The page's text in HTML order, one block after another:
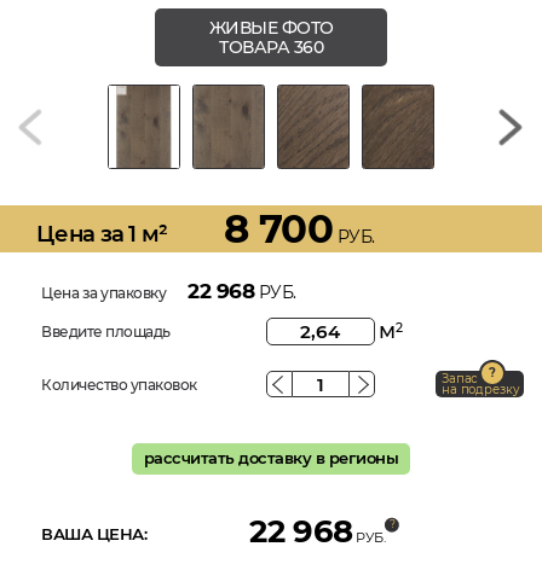
ЖИВЫЕ ФОТО
ТОВАРА 360
Цена за 1 м² 8 700 РУБ.
Цена за упаковку 22 968РУБ.
Введите площадь м2
Количество упаковок Запас
на подрезку
рассчитать доставку в регионы
ВАША ЦЕНА: 22 968 РУБ.